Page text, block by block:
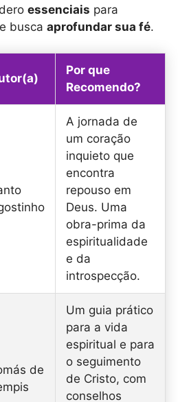
essenciais para
busca aprofundar sua fé.
Por que
Recomendo?
A jornada de
um coração
inquieto que
encontra
repouso em
Deus. Uma
obra-prima da
espiritualidade
e da
introspecção.
de
Um guia prático
para a vida
espiritual e para
o seguimento
de Cristo, com
conselhos